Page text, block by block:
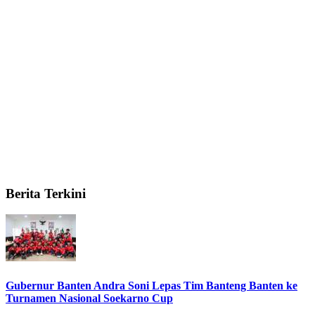
Berita Terkini
Gubernur Banten Andra Soni Lepas Tim Banteng Banten ke
Turnamen Nasional Soekarno Cup